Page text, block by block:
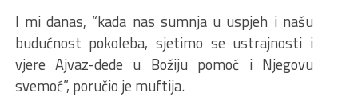
I mi danas, “kada nas sumnja u uspjeh i našu
budućnost pokoleba, sjetimo se ustrajnosti i
vjere Ajvaz-dede u Božiju pomoć i Njegovu
svemoć”, poručio je muftija.